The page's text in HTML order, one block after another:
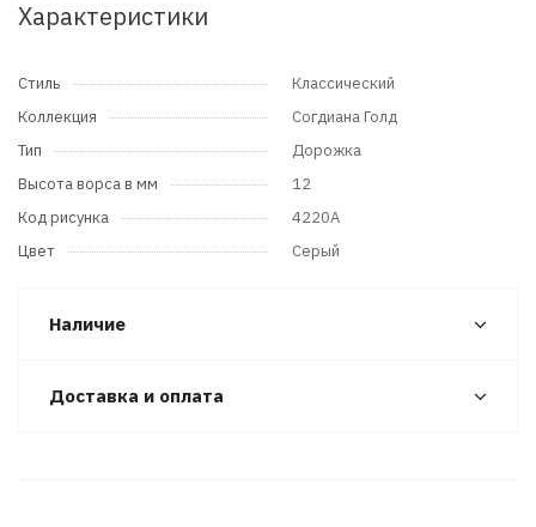
Характеристики
Стиль
Классический
Коллекция
Согдиана Голд
Тип
Дорожка
Высота ворса в мм
12
Код рисунка
4220A
Цвет
Серый
Наличие
Доставка и оплата